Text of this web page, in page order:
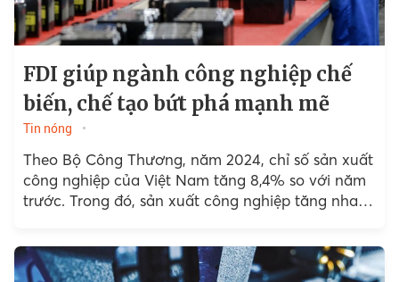
FDI giúp ngành công nghiệp chế
biến, chế tạo bứt phá mạnh mẽ
Tin nóng
Theo Bộ Công Thương, năm 2024, chỉ số sản xuất
công nghiệp của Việt Nam tăng 8,4% so với năm
trước. Trong đó, sản xuất công nghiệp tăng nhanh